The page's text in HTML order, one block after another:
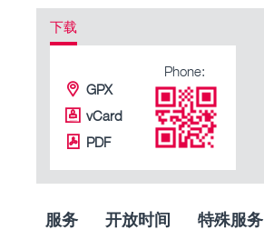
下载
GPX
vCard
PDF
Phone:
服务 开放时间 特殊服务